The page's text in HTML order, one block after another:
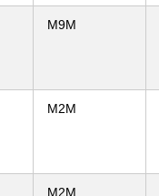
M9M
M2M
M2M